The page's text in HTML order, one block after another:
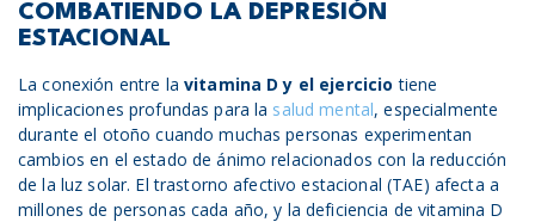
COMBATIENDO LA DEPRESIÓN
ESTACIONAL
La conexión entre la vitamina D y el ejercicio tiene
implicaciones profundas para la salud mental, especialmente
durante el otoño cuando muchas personas experimentan
cambios en el estado de ánimo relacionados con la reducción
de la luz solar. El trastorno afectivo estacional (TAE) afecta a
millones de personas cada año, y la deficiencia de vitamina D